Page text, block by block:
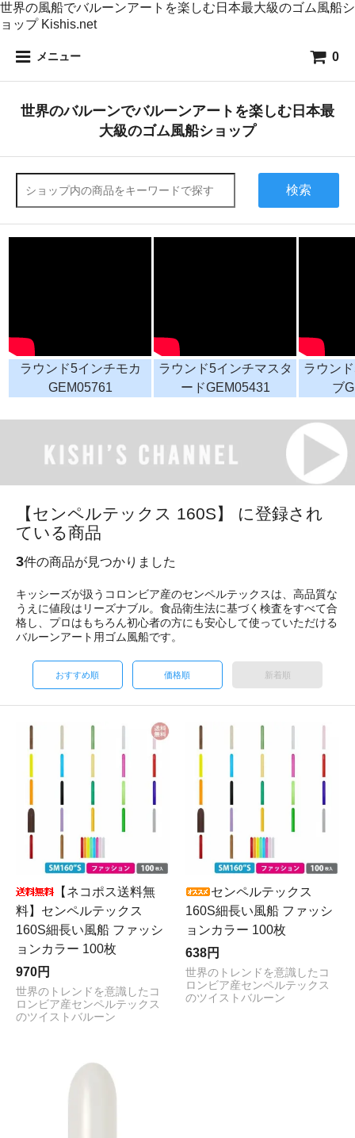
世界の風船でバルーンアートを楽しむ日本最大級のゴム風船シ
ョップ Kishis.net
メニュー 0
世界のバルーンでバルーンアートを楽しむ日本最
大級のゴム風船ショップ
検索
ラウンド5インチモカ
GEM05761
ラウンド5インチマスタ
ードGEM05431
ラウン
ブ
【センペルテックス 160S】 に登録され
ている商品
3件の商品が見つかりました
キッシーズが扱うコロンビア産のセンペルテックスは、高品質な
うえに値段はリーズナブル。食品衛生法に基づく検査をすべて合
格し、プロはもちろん初心者の方にも安心して使っていただける
バルーンアート用ゴム風船です。
おすすめ順 価格順 新着順
【ネコポス送料無
料】センペルテックス
160S細長い風船 ファッシ
ョンカラー 100枚
970円
世界のトレンドを意識したコ
ロンビア産センペルテックス
のツイストバルーン
センペルテックス
160S細長い風船 ファッシ
ョンカラー 100枚
638円
世界のトレンドを意識したコ
ロンビア産センペルテックス
のツイストバルーン